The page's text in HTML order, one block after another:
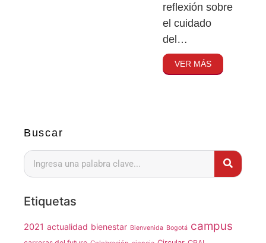
Buscar
Etiquetas
2021 actualidad bienestar Bienvenida Bogotá campus
reflexión sobre
el cuidado
del…
VER MÁS